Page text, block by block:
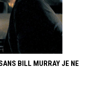
BILL MURRAY JE NE